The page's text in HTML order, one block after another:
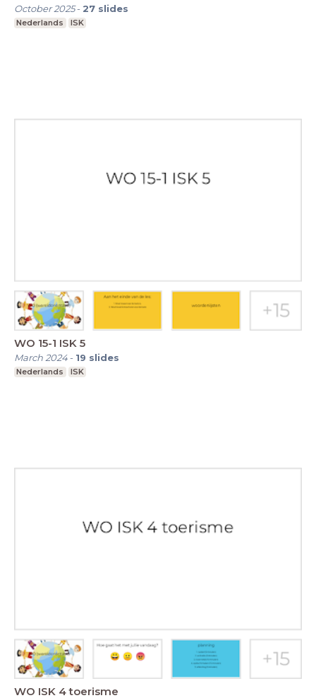
October 2025- 27 slides
Nederlands ISK
WO 15-1 ISK 5
March 2024- 19 slides
Nederlands ISK
WO ISK 4 toerisme